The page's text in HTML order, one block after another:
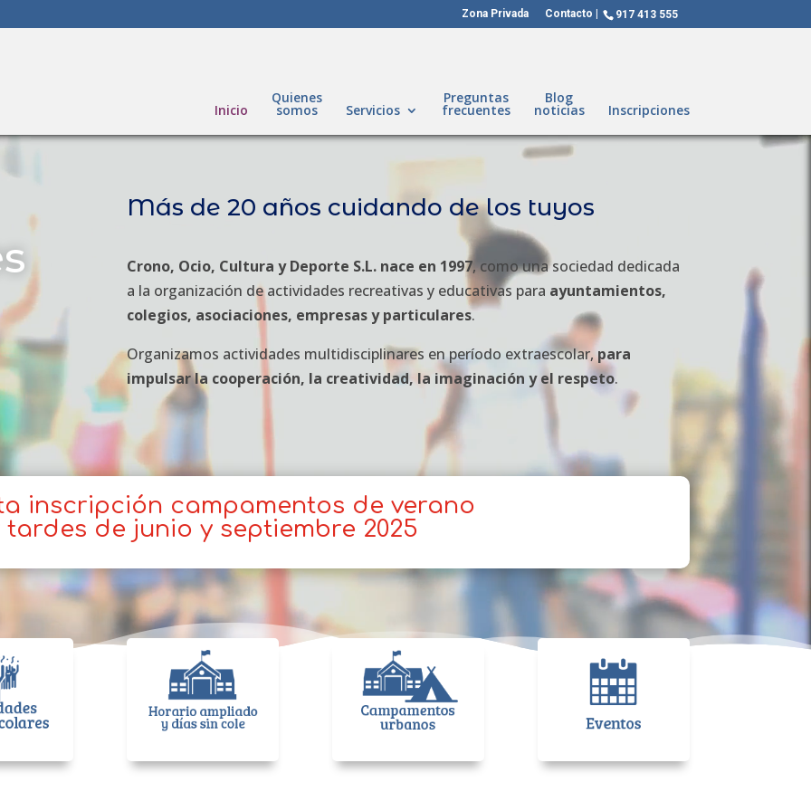
917 413 555
Zona Privada Contacto
Inicio
Quienes
somos Servicios
Preguntas
frecuentes
Blog
noticias Inscripciones
Más de 20 años cuidando de los tuyos
Crono, Ocio, Cultura y Deporte S.L. nace en 1997, como una sociedad dedicada
a la organización de actividades recreativas y educativas para ayuntamientos,
colegios, asociaciones, empresas y particulares.
Organizamos actividades multidisciplinares en período extraescolar,para
impulsar la cooperación, la creatividad, la imaginación y el respeto.
inscripción campamentos de verano
tardes de junio y septiembre 2025